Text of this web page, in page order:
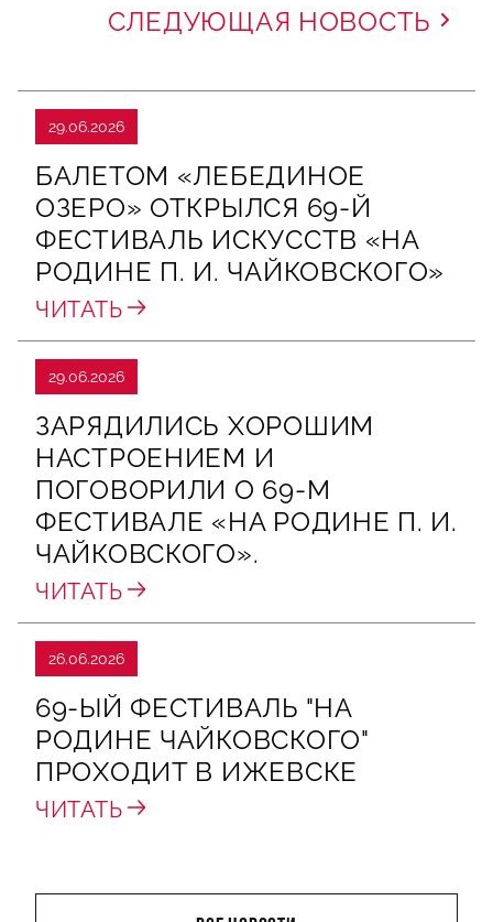
СЛЕДУЮЩАЯ НОВОСТЬ
29.06.2026
БАЛЕТОМ «ЛЕБЕДИНОЕ
ОЗЕРО» ОТКРЫЛСЯ 69-Й
ФЕСТИВАЛЬ ИСКУССТВ «НА
РОДИНЕ П. И. ЧАЙКОВСКОГО»
ЧИТАТЬ
29.06.2026
ЗАРЯДИЛИСЬ ХОРОШИМ
НАСТРОЕНИЕМ И
ПОГОВОРИЛИ О 69‑М
ФЕСТИВАЛЕ «НА РОДИНЕ П. И.
ЧАЙКОВСКОГО».
ЧИТАТЬ
26.06.2026
69-ЫЙ ФЕСТИВАЛЬ "НА
РОДИНЕ ЧАЙКОВСКОГО"
ПРОХОДИТ В ИЖЕВСКЕ
ЧИТАТЬ